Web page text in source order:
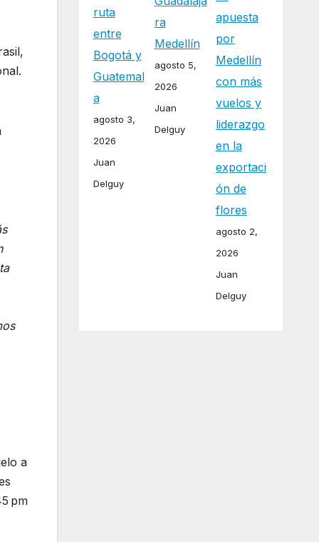
a
pm
ruta
entre
Bogotá y
Guatemal
a
agosto 3,
2026
Juan
Delguy
ra
Medellín
agosto 5,
2026
Juan
Delguy
apuesta
por
Medellín
con más
vuelos y
liderazgo
en la
exportaci
ón de
flores
agosto 2,
2026
Juan
Delguy